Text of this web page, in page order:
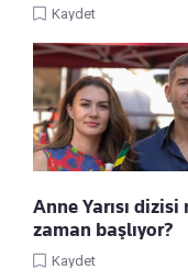
Kaydet
Anne Yarısı dizisi
zaman başlıyor?
Kaydet